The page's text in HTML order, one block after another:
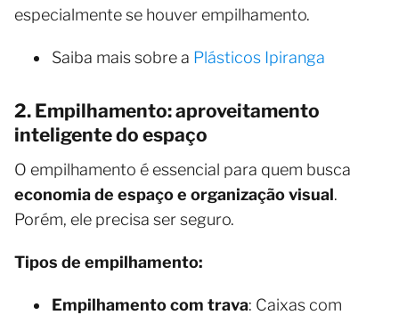
especialmente se houver empilhamento.
Saiba mais sobre a Plásticos Ipiranga
2. Empilhamento: aproveitamento
inteligente do espaço
O empilhamento é essencial para quem busca
economia de espaço e organização visual.
Porém, ele precisa ser seguro.
Tipos de empilhamento:
Empilhamento com trava: Caixas com